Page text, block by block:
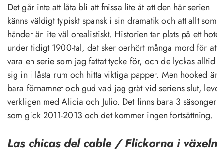
Det går inte att låta bli att fnissa lite åt att den här serien
känns väldigt typiskt spansk i sin dramatik och att allt som
händer är lite väl orealistiskt. Historien tar plats på ett
under tidigt 1900-tal, det sker oerhört många mord för
vara en serie som jag fattat tycke för, och de lyckas alltid
sig in i låsta rum och hitta viktiga papper. Men hooked är
bara förnamnet och gud vad jag grät vid seriens slut,
verkligen med Alicia och Julio. Det finns bara 3 säsonger
som gick 2011-2013 och det kommer ingen fortsättning.
Las chicas del cable / Flickorna i växeln